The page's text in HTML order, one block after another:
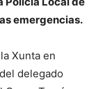
emergencias.
Xunta en
delegado